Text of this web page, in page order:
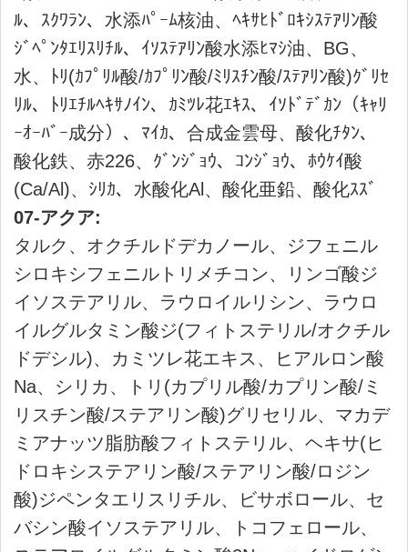
ポイント
会員にご登録いただくと、商品ご購入の
際にポイント還元されます。
ポイントは、1ポイント＝1円で次回の購
入から1ポイント単位でご利用いただけま
す。ポイント還元率は、会員ランクに応
ご利用ガイド詳細はこちら
体験教室
基本・特別教室のご案内
Say オンラインショップ
Sayお客様センター
受付時間 9:00～11:15/12:00～16:00（休み：日